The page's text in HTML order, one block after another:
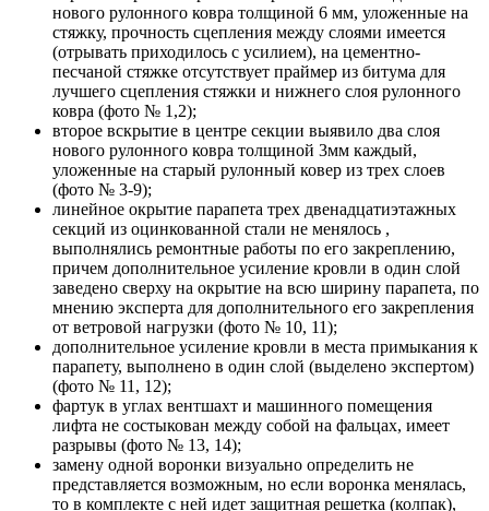
нового рулонного ковра толщиной 6 мм, уложенные на
стяжку, прочность сцепления между слоями имеется
(отрывать приходилось с усилием), на цементно-
песчаной стяжке отсутствует праймер из битума для
лучшего сцепления стяжки и нижнего слоя рулонного
ковра (фото № 1,2);
второе вскрытие в центре секции выявило два слоя
нового рулонного ковра толщиной 3мм каждый,
уложенные на старый рулонный ковер из трех слоев
(фото № 3-9);
линейное окрытие парапета трех двенадцатиэтажных
секций из оцинкованной стали не менялось ,
выполнялись ремонтные работы по его закреплению,
причем дополнительное усиление кровли в один слой
заведено сверху на окрытие на всю ширину парапета, по
мнению эксперта для дополнительного его закрепления
от ветровой нагрузки (фото № 10, 11);
дополнительное усиление кровли в места примыкания к
парапету, выполнено в один слой (выделено экспертом)
(фото № 11, 12);
фартук в углах вентшахт и машинного помещения
лифта не состыкован между собой на фальцах, имеет
разрывы (фото № 13, 14);
замену одной воронки визуально определить не
представляется возможным, но если воронка менялась,
то в комплекте с ней идет защитная решетка (колпак),